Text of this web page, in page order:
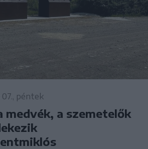
07., péntek
medvék, a szemetelők